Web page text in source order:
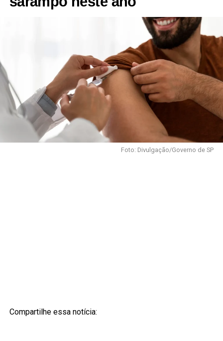
Foto: Divulgação/Governo de SP
Compartilhe essa notícia: